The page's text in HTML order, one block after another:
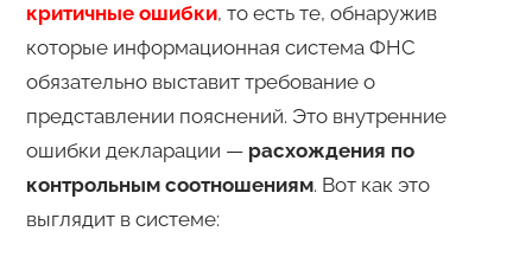
критичные ошибки, то есть те, обнаружив
которые информационная система ФНС
обязательно выставит требование о
представлении пояснений. Это внутренние
ошибки декларации — расхождения по
контрольным соотношениям. Вот как это
выглядит в системе: